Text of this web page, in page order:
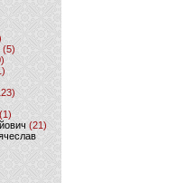
(5)
(1)
(21)